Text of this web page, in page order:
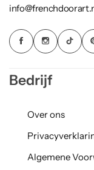
Bedrijf
Over ons
Algemene